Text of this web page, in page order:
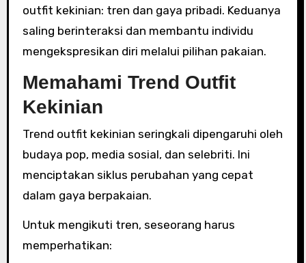
outfit kekinian: tren dan gaya pribadi. Keduanya
saling berinteraksi dan membantu individu
mengekspresikan diri melalui pilihan pakaian.
Memahami Trend Outfit
Kekinian
Trend outfit kekinian seringkali dipengaruhi oleh
budaya pop, media sosial, dan selebriti. Ini
menciptakan siklus perubahan yang cepat
dalam gaya berpakaian.
Untuk mengikuti tren, seseorang harus
memperhatikan: